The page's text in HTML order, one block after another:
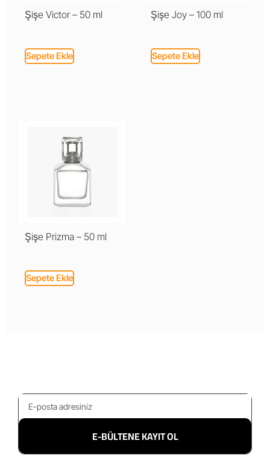
Şişe Victor – 50 ml
Sepete Ekle
Şişe Joy – 100 ml
Sepete Ekle
Şişe Prizma – 50 ml
Sepete Ekle
E-BÜLTENE KAYIT OL